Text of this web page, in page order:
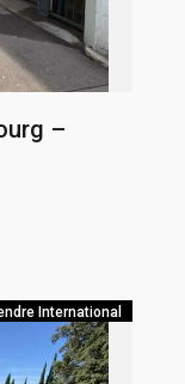
–
International